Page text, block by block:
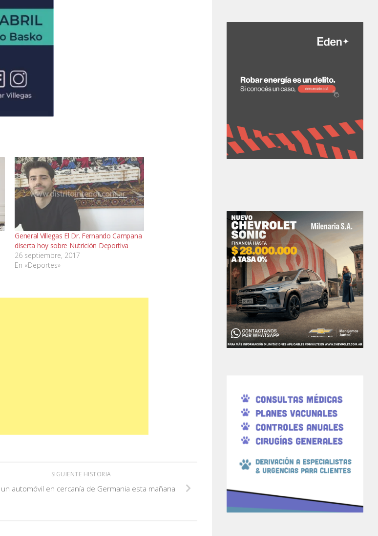
General Villegas El Dr. Fernando Campana
diserta hoy sobre Nutrición Deportiva
26 septiembre, 2017
En «Deportes»
SIGUIENTE HISTORIA
automóvil en cercanía de Germania esta mañana